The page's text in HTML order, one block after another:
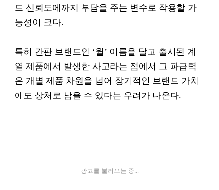
드 신뢰도에까지 부담을 주는 변수로 작용할 가
능성이 크다.
특히 간판 브랜드인 ‘윌’ 이름을 달고 출시된 계
열 제품에서 발생한 사고라는 점에서 그 파급력
은 개별 제품 차원을 넘어 장기적인 브랜드 가치
에도 상처로 남을 수 있다는 우려가 나온다.
광고를 불러오는 중...